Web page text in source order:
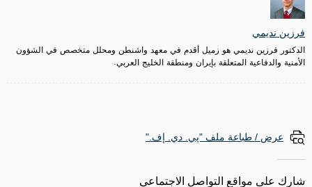
فرزين نديمي
الدكتور فرزين نديمي هو زميل أقدم في معهد واشنطن ومحلل متخصص في الشؤون
الأمنية والدفاعية المتعلقة بإيران ومنطقة الخليج العربي.
عرض / طباعة ملف "پي. دي. إف."
شارك على مواقع التواصل الاجتماعي